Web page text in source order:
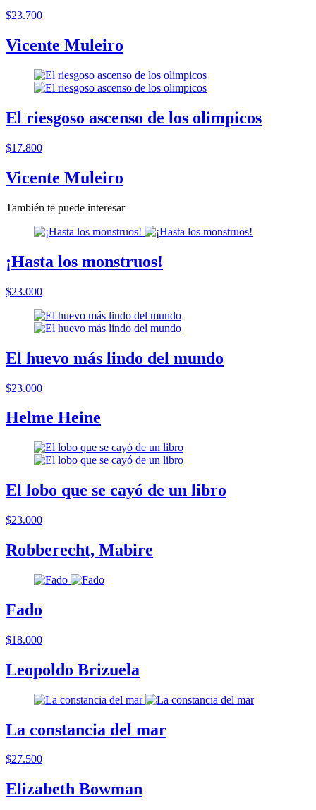
$23.700
Vicente Muleiro
El riesgoso ascenso de los olimpicos
$17.800
Vicente Muleiro
También te puede interesar
¡Hasta los monstruos!
$23.000
El huevo más lindo del mundo
$23.000
Helme Heine
El lobo que se cayó de un libro
$23.000
Robberecht, Mabire
Fado
$18.000
Leopoldo Brizuela
La constancia del mar
$27.500
Elizabeth Bowman